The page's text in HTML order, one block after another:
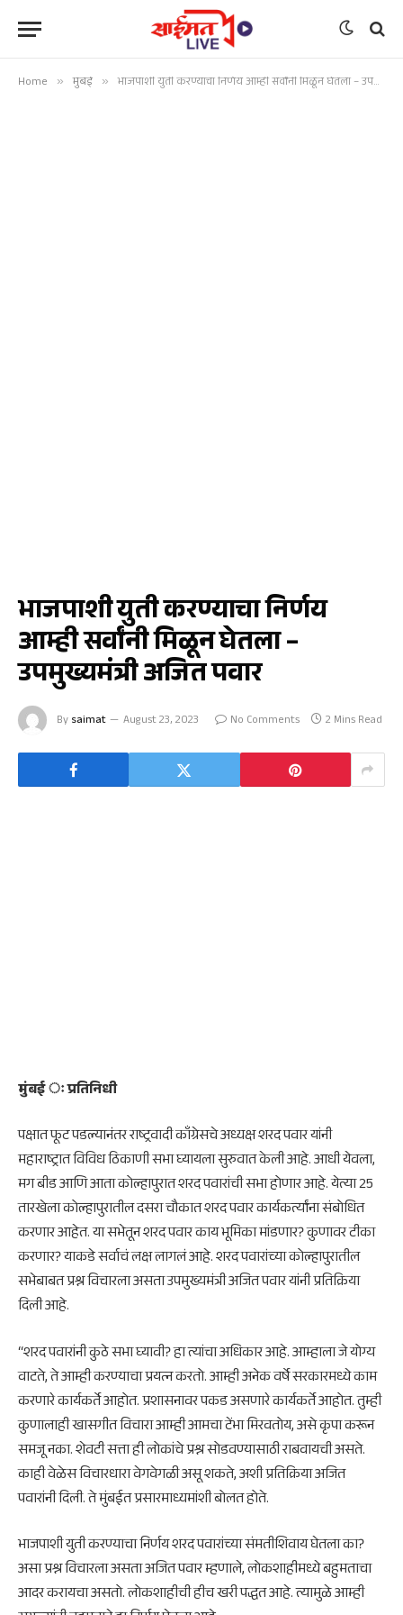
Home » मुंबई » भाजपाशी युती करण्याचा निर्णय आम्ही सर्वांनी मिळून घेतला – उपमुख्यमंत्री अजित पवार
भाजपाशी युती करण्याचा निर्णय
आम्ही सर्वांनी मिळून घेतला –
उपमुख्यमंत्री अजित पवार
By saimat August 23, 2023 No Comments 2 Mins Read
मुंबई ः प्रतिनिधी
पक्षात फूट पडल्यानंतर राष्ट्रवादी काँग्रेसचे अध्यक्ष शरद पवार यांनी
महाराष्ट्रात विविध ठिकाणी सभा घ्यायला सुरुवात केली आहे. आधी येवला,
मग बीड आणि आता कोल्हापुरात शरद पवारांची सभा होणार आहे. येत्या 25
तारखेला कोल्हापुरातील दसरा चौकात शरद पवार कार्यकर्त्यांना संबोधित
करणार आहेत. या सभेतून शरद पवार काय भूमिका मांडणार? कुणावर टीका
करणार? याकडे सर्वाचं लक्ष लागलं आहे. शरद पवारांच्या कोल्हापुरातील
सभेबाबत प्रश्न विचारला असता उपमुख्यमंत्री अजित पवार यांनी प्रतिक्रिया
दिली आहे.
“शरद पवारांनी कुठे सभा घ्यावी? हा त्यांचा अधिकार आहे. आम्हाला जे योग्य
वाटते, ते आम्ही करण्याचा प्रयत्न करतो. आम्ही अनेक वर्षे सरकारमध्ये काम
करणारे कार्यकर्ते आहोत. प्रशासनावर पकड असणारे कार्यकर्ते आहोत. तुम्ही
कुणालाही खासगीत विचारा आम्ही आमचा टेंभा मिरवतोय, असे कृपा करून
समजू नका. शेवटी सत्ता ही लोकांचे प्रश्न सोडवण्यासाठी राबवायची असते.
काही वेळेस विचारधारा वेगवेगळी असू शकते, अशी प्रतिक्रिया अजित
पवारांनी दिली. ते मुंबईत प्रसारमाध्यमांशी बोलत होते.
भाजपाशी युती करण्याचा निर्णय शरद पवारांच्या संमतीशिवाय घेतला का?
असा प्रश्न विचारला असता अजित पवार म्हणाले, लोकशाहीमध्ये बहुमताचा
आदर करायचा असतो. लोकशाहीची हीच खरी पद्धत आहे. त्यामुळे आम्ही